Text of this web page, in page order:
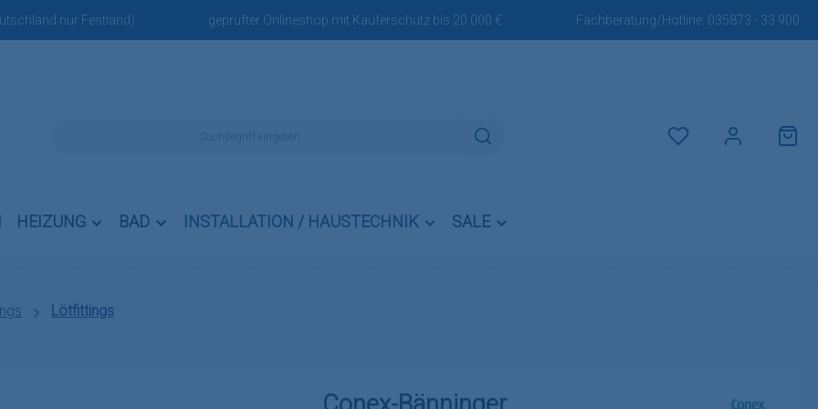
nur Festland) geprüfter Onlineshop mit Käuferschutz bis 20.000 € Fachberatung/Hotline: 035873 - 33 900
HEIZUNG BAD INSTALLATION / HAUSTECHNIK SALE
Lötfittings